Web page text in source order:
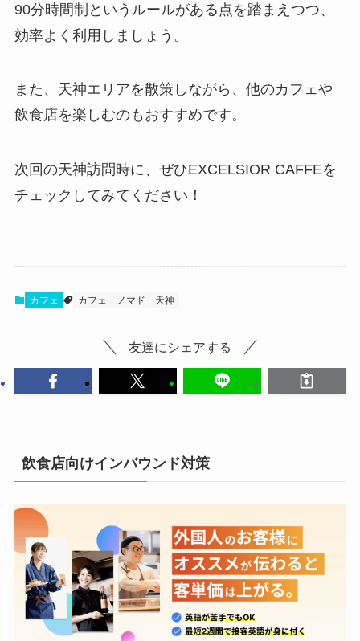
90分時間制というルールがある点を踏まえつつ、
効率よく利用しましょう。
また、天神エリアを散策しながら、他のカフェや
飲食店を楽しむのもおすすめです。
次回の天神訪問時に、ぜひEXCELSIOR CAFFEを
チェックしてみてください！
カフェ カフェ ノマド 天神
友達にシェアする
飲食店向けインバウンド対策